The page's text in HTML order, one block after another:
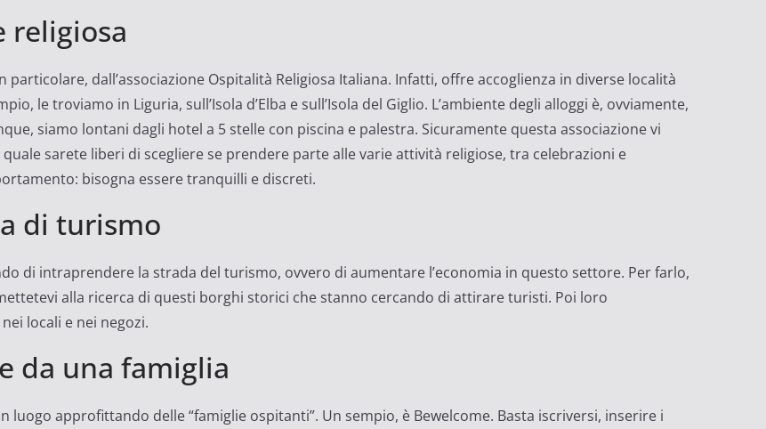
religiosa
dall’associazione Ospitalità Religiosa Italiana. Infatti, offre accoglienza in diverse località
le troviamo in Liguria, sull’Isola d’Elba e sull’Isola del Giglio. L’ambiente degli alloggi è, ovviamente,
siamo lontani dagli hotel a 5 stelle con piscina e palestra. Sicuramente questa associazione vi
sarete liberi di scegliere se prendere parte alle varie attività religiose, tra celebrazioni e
bisogna essere tranquilli e discreti.
di turismo
di intraprendere la strada del turismo, ovvero di aumentare l’economia in questo settore. Per farlo,
alla ricerca di questi borghi storici che stanno cercando di attirare turisti. Poi loro
locali e nei negozi.
da una famiglia
approfittando delle “famiglie ospitanti”. Un sempio, è Bewelcome. Basta iscriversi, inserire i